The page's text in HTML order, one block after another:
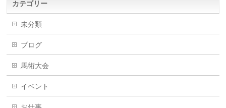
カテゴリー
未分類
ブログ
馬術大会
イベント